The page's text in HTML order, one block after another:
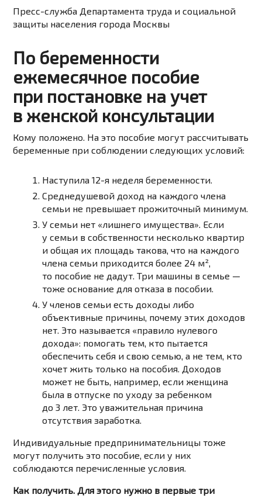
Пресс-служба Департамента труда и социальной
защиты населения города Москвы
По беременности
ежемесячное пособие
при постановке на учет
в женской консультации
Кому положено. На это пособие могут рассчитывать
беременные при соблюдении следующих условий:
Наступила12-я неделя беременности.
Среднедушевой доход на каждого члена
семьи не превышает прожиточный минимум.
У семьи нет «лишнего имущества». Если
у семьи в собственности несколько квартир
и общая их площадь такова, что на каждого
члена семьи приходится более 24 м²,
то пособие не дадут. Три машины в семье —
тоже основание для отказа в пособии.
У членов семьи есть доходы либо
объективные причины, почему этих доходов
нет. Это называется «правило нулевого
дохода»: помогать тем, кто пытается
обеспечить себя и свою семью, а не тем, кто
хочет жить только на пособия. Доходов
может не быть, например, если женщина
была в отпуске по уходу за ребенком
до 3 лет. Это уважительная причина
отсутствия заработка.
Индивидуальные предпринимательницы тоже
могут получить это пособие, если у них
соблюдаются перечисленные условия.
Как получить. Для этого нужно в первые три